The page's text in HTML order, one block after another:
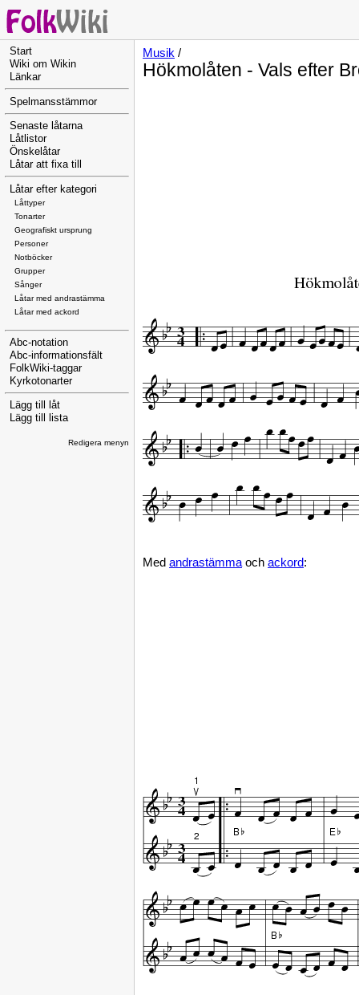
Start
Wiki om Wikin
Länkar
Spelmansstämmor
Senaste låtarna
Låtlistor
Önskelåtar
Låtar att fixa till
Låtar efter kategori
Låttyper
Tonarter
Geografiskt ursprung
Personer
Notböcker
Grupper
Sånger
Låtar med andrastämma
Låtar med ackord
Abc-notation
Abc-informationsfält
FolkWiki-taggar
Kyrkotonarter
Lägg till låt
Lägg till lista
Redigera menyn
Musik /
Hökmolåten - Vals efter
Med andrastämma och ackord: